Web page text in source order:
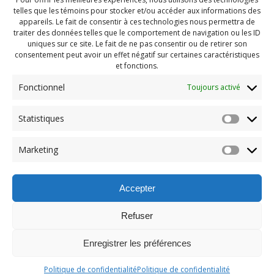
telles que les témoins pour stocker et/ou accéder aux informations des
appareils. Le fait de consentir à ces technologies nous permettra de
traiter des données telles que le comportement de navigation ou les ID
uniques sur ce site. Le fait de ne pas consentir ou de retirer son
consentement peut avoir un effet négatif sur certaines caractéristiques
et fonctions.
Fonctionnel Toujours activé
Statistiques
Marketing
Accepter
Refuser
Enregistrer les préférences
Politique de confidentialitéPolitique de confidentialité
Navigation
de
l'article
Previous
Pendragon Mai 2023 (71)
© 2026 Maison des Jeunes de Boucherville.